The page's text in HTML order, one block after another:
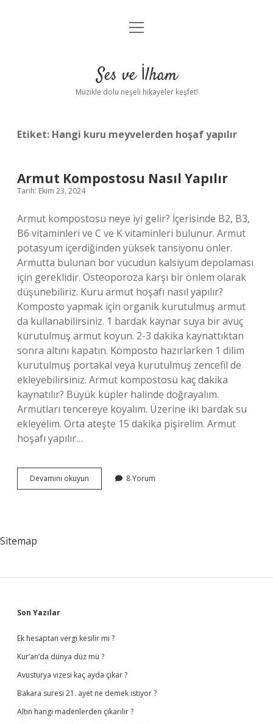
Anasayfa
Yasal Uyarı
menüyü
Ses ve İlham
Müzikle dolu neşeli hikayeler keşfet!
Etiket: Hangi kuru meyvelerden hoşaf yapılır
Armut Kompostosu Nasıl Yapılır
Tarih: Ekim 23, 2024
Armut kompostosu neye iyi gelir? İçerisinde B2, B3,
B6 vitaminleri ve C ve K vitaminleri bulunur. Armut
potasyum içerdiğinden yüksek tansiyonu önler.
Armutta bulunan bor vücudun kalsiyum depolaması
için gereklidir. Osteoporoza karşı bir önlem olarak
düşünebiliriz. Kuru armut hoşafı nasıl yapılır?
Komposto yapmak için organik kurutulmuş armut
da kullanabilirsiniz. 1 bardak kaynar suya bir avuç
kurutulmuş armut koyun. 2-3 dakika kaynattıktan
sonra altını kapatın. Komposto hazırlarken 1 dilim
kurutulmuş portakal veya kurutulmuş zencefil de
ekleyebilirsiniz. Armut kompostosu kaç dakika
kaynatılır? Büyük küpler halinde doğrayalım.
Armutları tencereye koyalım. Üzerine iki bardak su
ekleyelim. Orta ateşte 15 dakika pişirelim. Armut
hoşafı yapılır…
Devamını okuyun
Kompostosu
8 Yorum
Sitemap
Sidebar
Son Yazılar
Ek hesaptan vergi kesilir mi ?
Kur’an’da dünya düz mü ?
Avusturya vizesi kaç ayda çıkar ?
Bakara suresi 21. ayet ne demek istiyor ?
Altın hangi madenlerden çıkarılır ?